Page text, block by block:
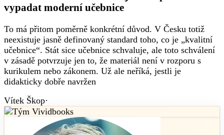
vypadat moderní učebnice
To má přitom poměrně konkrétní důvod. V Česku totiž
neexistuje jasně definovaný standard toho, co je „kvalitní
učebnice“. Stát sice učebnice schvaluje, ale toto schválení
v zásadě potvrzuje jen to, že materiál není v rozporu s
kurikulem nebo zákonem. Už ale neříká, jestli je
didakticky dobře navržen
Vítek Škop·